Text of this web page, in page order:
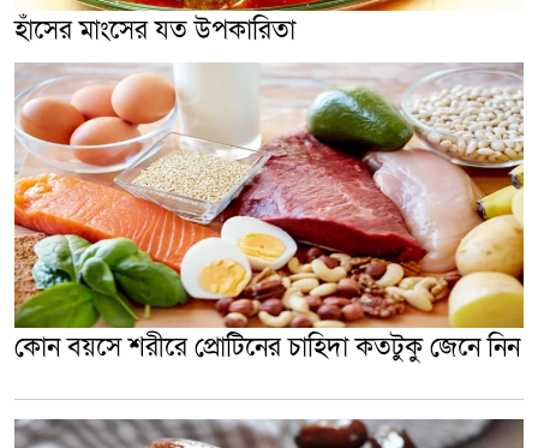
হাঁসের মাংসের যত উপকারিতা
কোন বয়সে শরীরে প্রোটিনের চাহিদা কতটুকু জেনে নিন